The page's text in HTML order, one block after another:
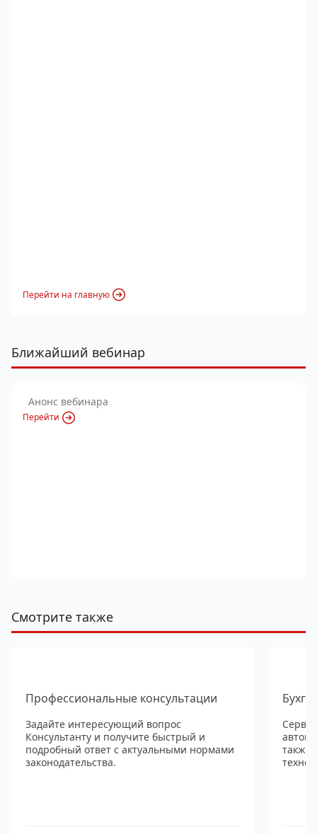
Перейти на главную
Ближайший вебинар
Анонс вебинара
Перейти
Смотрите также
Профессиональные консультации
Задайте интересующий вопрос
Консультанту и получите быстрый и
подробный ответ с актуальными нормами
законодательства.
также